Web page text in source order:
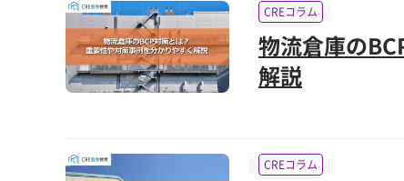
CREコラム
物流倉庫の
解説
CREコラム